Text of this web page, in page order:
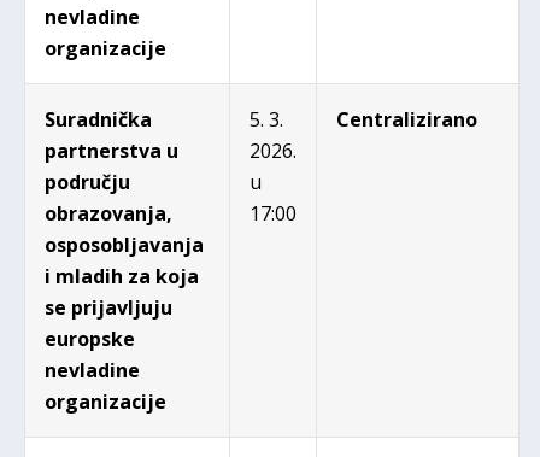
nevladine
organizacije
Suradnička
partnerstva u
području
obrazovanja,
osposobljavanja
i mladih za koja
se prijavljuju
europske
nevladine
organizacije
5. 3.
2026.
u
17:00
Centralizirano